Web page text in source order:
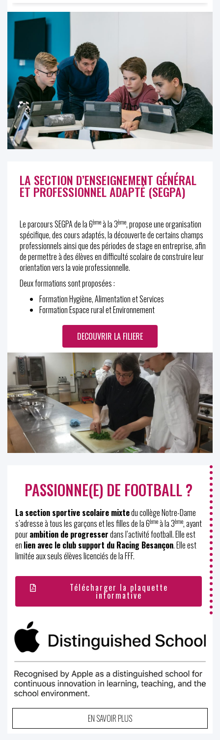
LA SECTION D’ENSEIGNEMENT GÉNÉRAL
ET PROFESSIONNEL ADAPTÉ (SEGPA)
Le parcours SEGPA de la 6èmeà la 3ème, propose une organisation
spécifique, des cours adaptés, la découverte de certains champs
professionnels ainsi que des périodes de stage en entreprise, afin
de permettre à des élèves en difficulté scolaire de construire leur
orientation vers la voie professionnelle.
Deux formations sont proposées :
Formation Hygiène, Alimentation et Services
Formation Espace rural et Environnement
DECOUVRIR LA FILIERE
PASSIONNE(E) DE FOOTBALL ?
La section sportive scolaire mixtedu collège Notre-Dame
s’adresse à tous les garçons et les filles de la 6èmeà la 3ème, ayant
pourambition de progresserdans l’activité football. Elle est
en lien avec le club support du Racing Besançon. Elle est
limitée aux seuls élèves licenciés de la FFF.
Télécharger la plaquette
informative
EN SAVOIR PLUS